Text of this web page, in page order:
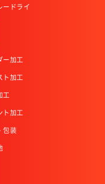
ードライ
ー加工
ト加工
工
ト加工
包装